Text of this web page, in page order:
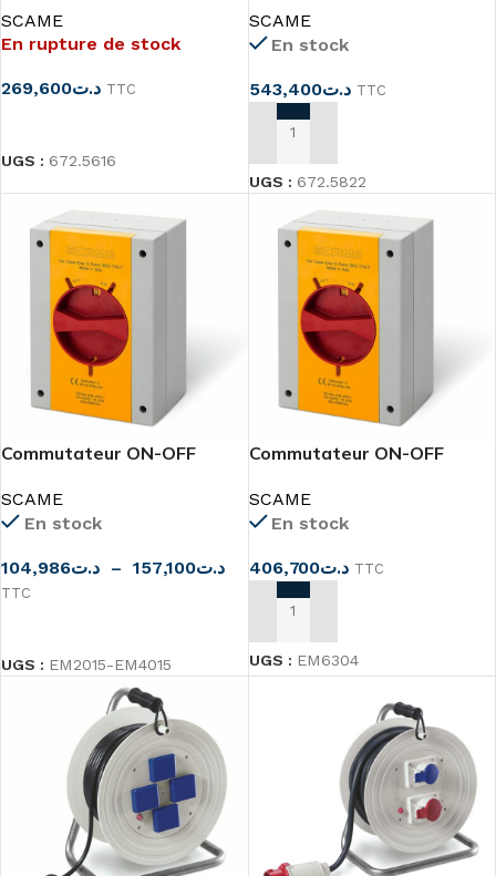
SCAME
En rupture de stock
د.ت269,600
TTC
UGS : 672.5616
SCAME
En stock
د.ت543,400 TTC
AJOUTER AU PANIER
UGS : 672.5822
Commutateur ON-OFF
SCAME
En stock
د.ت104,986 – د.ت157,100
TTC
UGS : EM2015-EM4015
Commutateur ON-OFF
SCAME
En stock
د.ت406,700 TTC
AJOUTER AU PANIER
UGS : EM6304